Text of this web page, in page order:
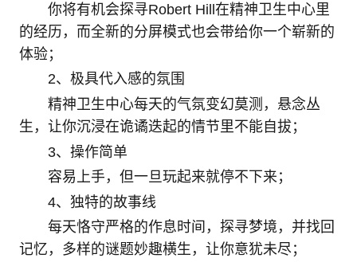
你将有机会探寻Robert Hill在精神卫生中心里
的经历，而全新的分屏模式也会带给你一个崭新的
体验；
2、极具代入感的氛围
精神卫生中心每天的气氛变幻莫测，悬念丛
生，让你沉浸在诡谲迭起的情节里不能自拔；
3、操作简单
容易上手，但一旦玩起来就停不下来；
4、独特的故事线
每天恪守严格的作息时间，探寻梦境，并找回
记忆，多样的谜题妙趣横生，让你意犹未尽；